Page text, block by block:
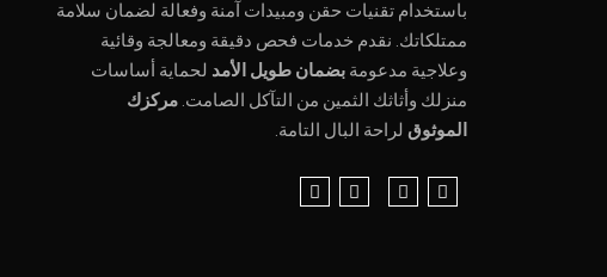
باستخدام تقنيات حقن ومبيدات آمنة وفعالة لضمان سلامة
ممتلكاتك. نقدم خدمات فحص دقيقة ومعالجة وقائية
وعلاجية مدعومة بضمان طويل الأمد لحماية أساسات
منزلك وأثاثك الثمين من التآكل الصامت. مركزك
الموثوق لراحة البال التامة.